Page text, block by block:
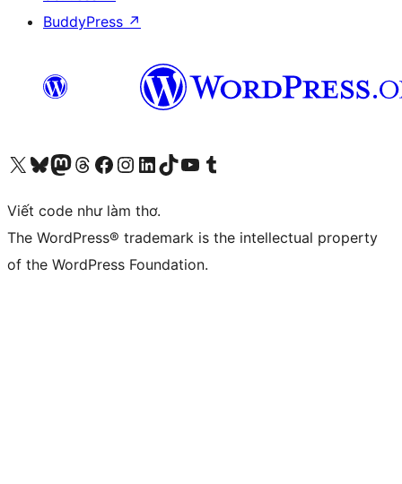
BuddyPress ↗
Truy cập tài khoản X (trước đây là Twitter) của chúng tôiVisit our Bluesky account
Visit our Mastodon account
Visit our Threads account
Xem trang Facebook của chúng tôiTruy cập tài khoản Instagram của chúng tôiTruy cập tài khoản LinkedIn của chúng tôiVisit our TikTok account
Truy cập kênh YouTube của chúng tôi Visit our Tumblr account
Viết code như làm thơ.
The WordPress® trademark is the intellectual property
of the WordPress Foundation.